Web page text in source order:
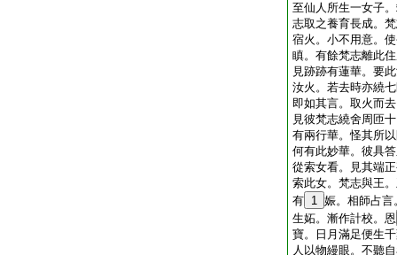
至仙人所生一女子
志取之養育長成。
宿火。小不用意。
瞋。有餘梵志離此
見跡跡有蓮華。要
汝火。若去時亦繞
即如其言。取火而
見彼梵志繞舍周匝
有兩行華。怪其所
何有此妙華。彼具
從索女看。見其端
索此女。梵志與王
有 1 娠。相師占言
生妬。漸作計校。恩
寶。日月滿足便生
人以物縵眼。不聽